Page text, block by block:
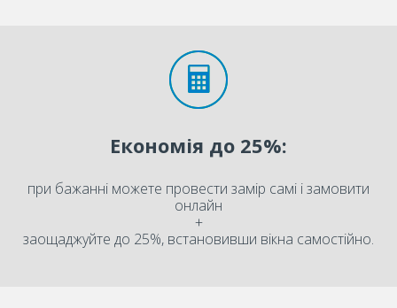
Економія до 25%:
при бажанні можете провести замір самі і замовити
онлайн
+
заощаджуйте до 25%, встановивши вікна самостійно.